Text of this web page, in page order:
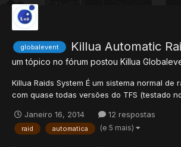
globalevent Killua Automatic
um tópico no fórum postou Killua
Killua Raids System É um sistema normal de
com quase todas versões do TFS (testado
marcada. Instalando: Crie amoebaRaids.lua
data/globalevents/scripts e coloque isto: No
Janeiro 16, 2014 12 respostas
raid automatica (e 5 mais)